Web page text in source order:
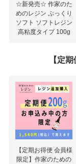
☆新発売☆ 作家のた
めのレジン ぷっくり
ソフト ソフトレジン
高粘度タイプ 100g
【定
【定期お得便 会員様
限定】作家のための